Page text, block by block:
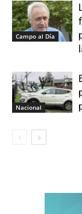
Campo al Día
Nacional